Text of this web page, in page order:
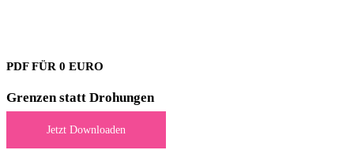
PDF FÜR 0 EURO
Grenzen statt Drohungen
Jetzt Downloaden